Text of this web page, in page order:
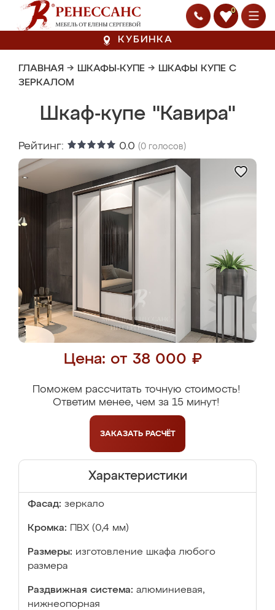
0
КУБИНКА
ГЛАВНАЯ → ШКАФЫ-КУПЕ → ШКАФЫ КУПЕ С
ЗЕРКАЛОМ
Шкаф-купе "Кавира"
Рейтинг: 0.0 (0 голосов)
Цена: от 38 000 ₽
Поможем рассчитать точную стоимость!
Ответим менее, чем за 15 минут!
ЗАКАЗАТЬ РАСЧЁТ
Характеристики
Фасад: зеркало
Кромка: ПВХ (0,4 мм)
Размеры: изготовление шкафа любого
размера
Раздвижная система: алюминиевая,
нижнеопорная